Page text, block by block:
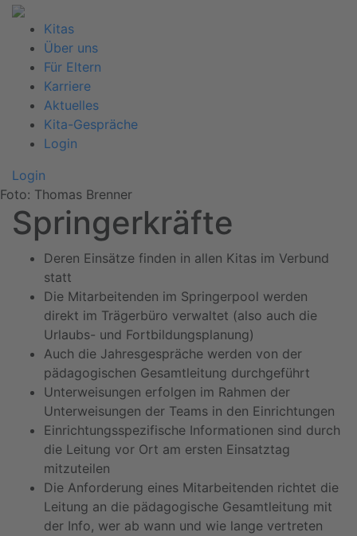
Kitas
Über uns
Für Eltern
Karriere
Aktuelles
Kita-Gespräche
Login
Login
Foto: Thomas Brenner
Springerkräfte
Deren Einsätze finden in allen Kitas im Verbund
statt
Die Mitarbeitenden im Springerpool werden
direkt im Trägerbüro verwaltet (also auch die
Urlaubs- und Fortbildungsplanung)
Auch die Jahresgespräche werden von der
pädagogischen Gesamtleitung durchgeführt
Unterweisungen erfolgen im Rahmen der
Unterweisungen der Teams in den Einrichtungen
Einrichtungsspezifische Informationen sind durch
die Leitung vor Ort am ersten Einsatztag
mitzuteilen
Die Anforderung eines Mitarbeitenden richtet die
Leitung an die pädagogische Gesamtleitung mit
der Info, wer ab wann und wie lange vertreten